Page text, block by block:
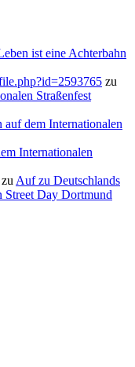
ist eine Achterbahn
zu
Straßenfest
auf dem Internationalen
Internationalen
zu Auf zu Deutschlands
Street Day Dortmund